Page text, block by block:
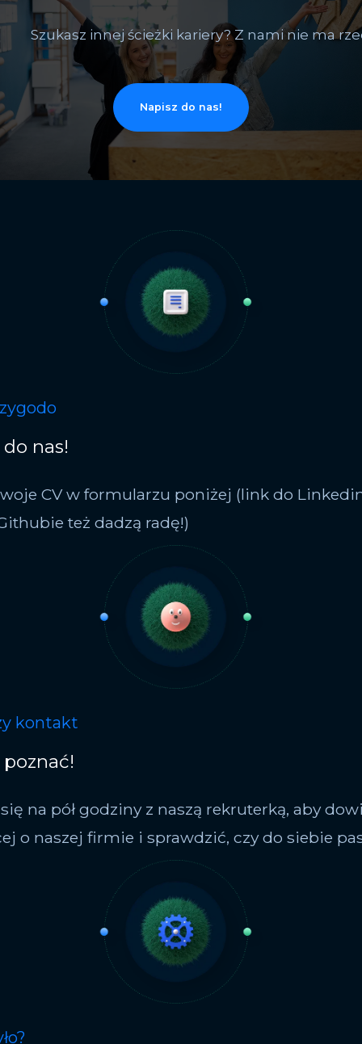
Szukasz innej ścieżki kariery? Z nami nie ma
Napisz do nas!
nas!
CV w formularzu poniżej (link do
też dadzą radę!)
kontakt
na pół godziny z naszą rekruterką, aby
o naszej firmie i sprawdzić, czy do siebie